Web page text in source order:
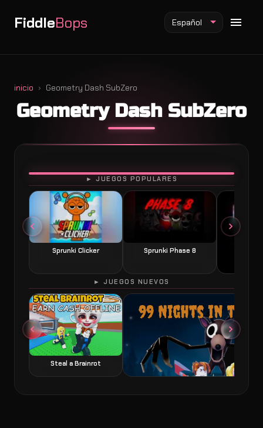
FiddleBops
Mod Fiddlebops
Mod Incredibox
Mod Sprunki
Español
inicio Geometry Dash SubZero
Geometry Dash SubZero
► JUEGOS POPULARES
Sprunki Clicker Sprunki Phase 8
JUGAR
► JUEGOS NUEVOS
Steal a Brainrot